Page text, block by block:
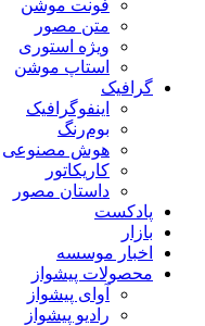
فونت موشن
متن مصور
ویژه استوری
استاپ موشن
گرافیک
اینفوگرافیک
بوم‌رنگ
هوش مصنوعی
کاریکاتور
داستان مصور
پادکست
بازار
اخبار موسسه
محصولات پیشواز
آوای پیشواز
رادیو پیشواز